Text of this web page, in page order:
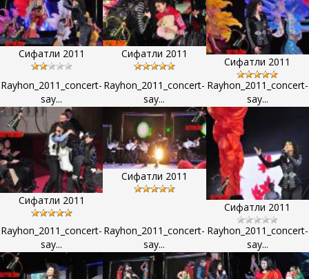
Сифатли 2011 Сифатли 2011
Сифатли 2011
Rayhon_2011_concert-
say...
Сифатли 2011
Rayhon_2011_concert-
say...
Сифатли 2011
Rayhon_2011_concert-
say...
Сифатли 2011
Rayhon_2011_concert-
say...
Rayhon_2011_concert-
say...
Rayhon_2011_concert-
say...